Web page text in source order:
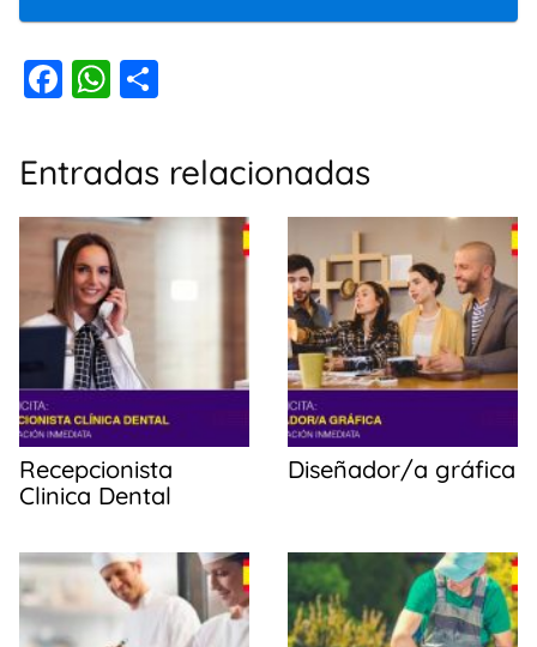
F
c
e
b
o
o
k
W
at
s
A
p
p
m
p
ar
tir
Entradas relacionadas
Recepcionista
Clinica Dental
Diseñador/a gráfica